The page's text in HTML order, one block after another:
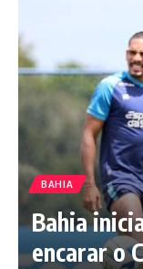
BAHIA
Bahia
encarar o